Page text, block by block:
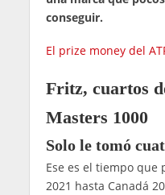
conseguir.
El prize money del
Fritz, cuartos
Masters 1000
Solo le tomó
Ese es el tiempo que
2021 hasta Canadá